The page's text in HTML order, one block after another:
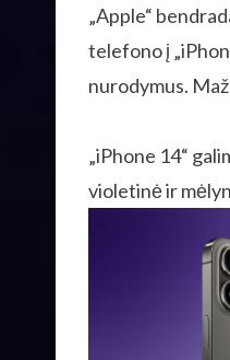
„Apple“
telefono į
nurodymus.
„iPhone 14“
violetinė ir